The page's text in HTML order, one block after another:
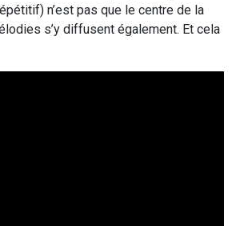
n’est pas que le centre de la
s’y diffusent également. Et cela